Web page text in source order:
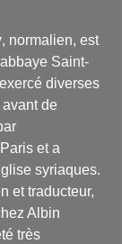
, normalien, est
Saint-
diverses
de
et a
syriaques.
et traducteur,
Albin
très